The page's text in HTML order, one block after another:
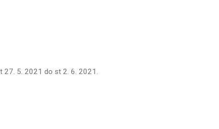
27. 5. 2021 do st 2. 6. 2021 .